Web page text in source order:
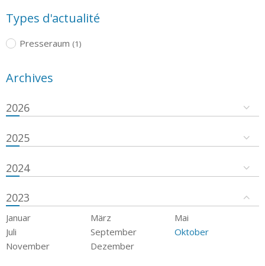
Types d'actualité
Presseraum (1)
Archives
2026
2025
2024
2023
Januar März
Mai
Juli
September
Oktober
November
Dezember